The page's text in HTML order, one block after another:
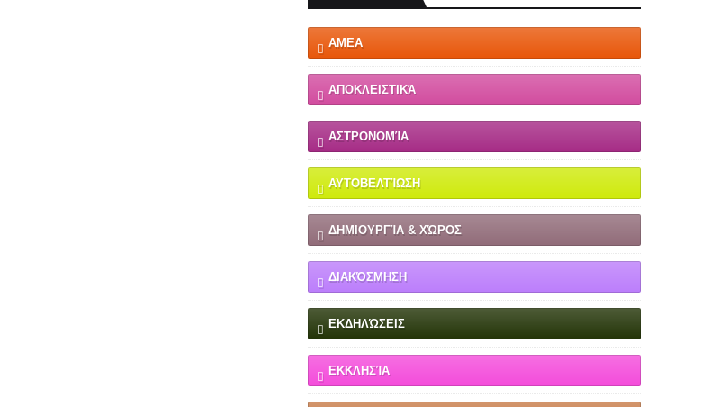
ΑΜΕΑ
ΑΠΟΚΛΕΙΣΤΙΚΆ
ΑΣΤΡΟΝΟΜΊΑ
ΑΥΤΟΒΕΛΤΊΩΣΗ
ΔΗΜΙΟΥΡΓΊΑ & ΧΏΡΟΣ
ΔΙΑΚΌΣΜΗΣΗ
ΕΚΔΗΛΏΣΕΙΣ
ΕΚΚΛΗΣΊΑ